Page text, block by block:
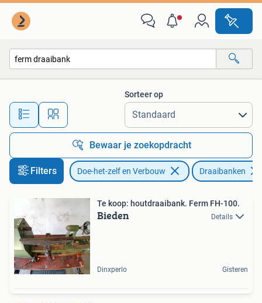
Alle afstanden…
Sorteer op
Bewaar je zoekopdracht
Filters Doe-het-zelf en Verbouw Draaibanken
Te koop: houtdraaibank. Ferm FH-100.
Bieden Details
Dinxperlo Gisteren